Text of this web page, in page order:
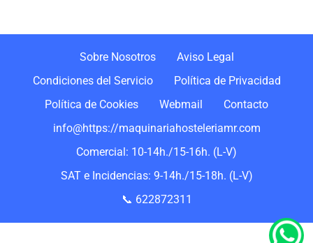
Sobre Nosotros
Aviso Legal
Condiciones del Servicio
Política de Privacidad
Política de Cookies
Webmail
Contacto
info@https://maquinariahosteleriamr.com
Comercial: 10-14h./15-16h. (L-V)
SAT e Incidencias: 9-14h./15-18h. (L-V)
📞 622872311